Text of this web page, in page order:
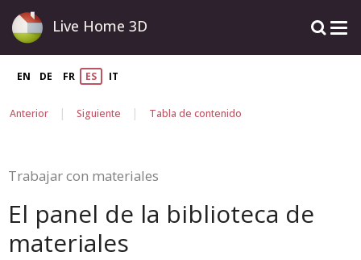
Live Home 3D
EN DE FR ES IT
Anterior | Siguiente | Tabla de contenido
Trabajar con materiales
El panel de la biblioteca de
materiales